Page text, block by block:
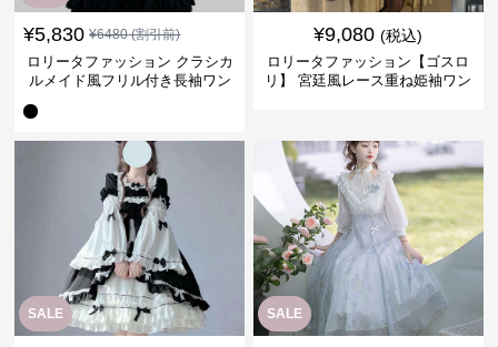
¥5,830 ¥6480(割引前)
ロリータファッション クラシカ
ルメイド風フリル付き長袖ワン
¥9,080 (税込)
ロリータファッション【ゴスロ
リ】 宮廷風レース重ね姫袖ワン
SALE SALE